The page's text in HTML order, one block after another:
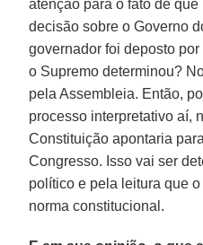
atenção para o fato de
decisão sobre o Governo
governador foi deposto
o Supremo determinou?
pela Assembleia. Então,
processo interpretativo aí,
Constituição apontaria
Congresso. Isso vai ser
político e pela leitura que
norma constitucional.